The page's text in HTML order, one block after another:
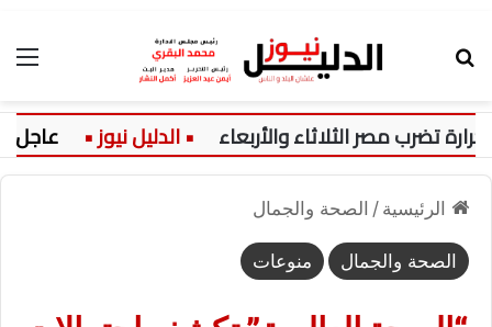
مصر الثلاثاء والأربعاء عاجل:
الرئيسية / الصحة والجمال
الصحة والجمال منوعات